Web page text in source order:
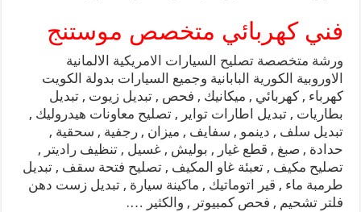
فني كهربائي متخصص موستنج
ورشة متخصصة تصليح السيارات الامريكية الالمانية
الاوروبية الكورية البابانية وجميع السيارات بدولة الكويت
كهرباء , كهربائي , ميكانيك , فحص , تبديل زيوت , تبديل
بطاريات , تبديل اطارات تواير , تصليح معاونات هيدروليك ,
تبديل سلف , دينمو , سفايف , ميزان , رجفية , سحقية ,
حدادة , صبغ , قطع غيار , بوليش , غسيل , تنظيف راديتر ,
تصليح مكيف , تعبئة غاو المكيف , تصليح فتحة سقف , تبديل
طرمبة ماء , قير اتوماتيك , ماكينة سيارة , تبديل زست دهن
فلتر تشحيم , فحص كمبيوتر , والكثير ….